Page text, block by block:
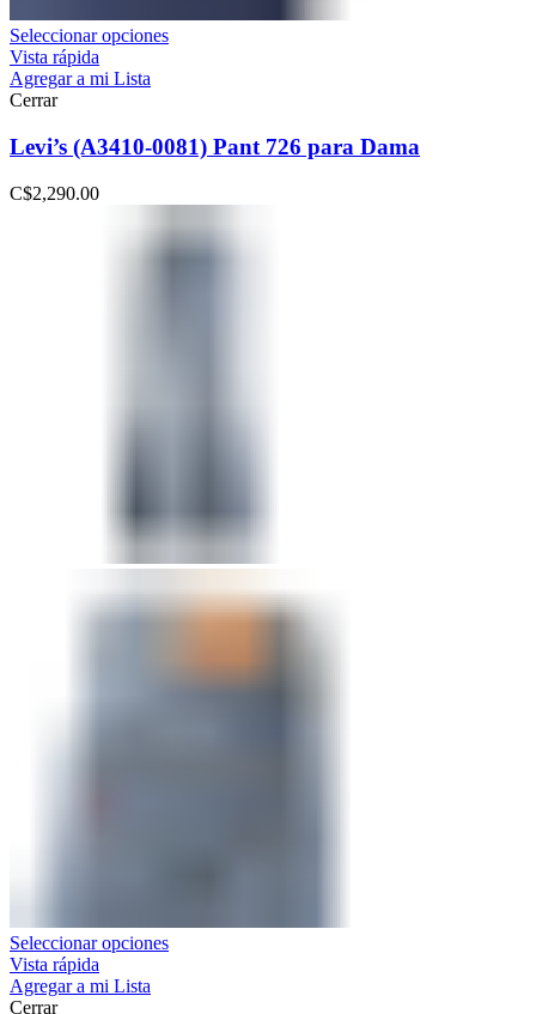
Seleccionar opciones
Vista rápida
Agregar a mi Lista
Cerrar
Levi’s (A3410-0081) Pant 726 para Dama
C$2,290.00
Seleccionar opciones
Vista rápida
Agregar a mi Lista
Cerrar